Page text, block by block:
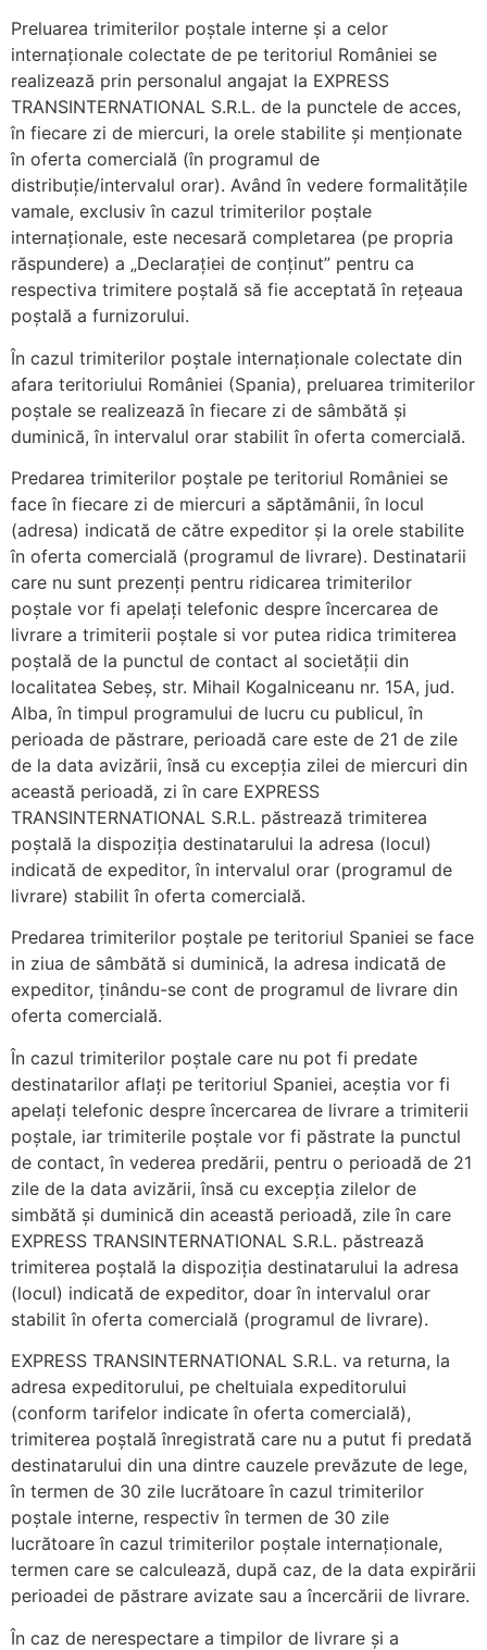
Preluarea trimiterilor poștale interne și a celor
internaționale colectate de pe teritoriul României se
realizează prin personalul angajat la EXPRESS
TRANSINTERNATIONAL S.R.L. de la punctele de acces,
în fiecare zi de miercuri, la orele stabilite și menționate
în oferta comercială (în programul de
distribuție/intervalul orar). Având în vedere formalitățile
vamale, exclusiv în cazul trimiterilor poștale
internaționale, este necesară completarea (pe propria
răspundere) a „Declarației de conținut” pentru ca
respectiva trimitere poștală să fie acceptată în rețeaua
poștală a furnizorului.
În cazul trimiterilor poștale internaționale colectate din
afara teritoriului României (Spania), preluarea trimiterilor
poștale se realizează în fiecare zi de sâmbătă și
duminică, în intervalul orar stabilit în oferta comercială.
Predarea trimiterilor poștale pe teritoriul României se
face în fiecare zi de miercuri a săptămânii, în locul
(adresa) indicată de către expeditor și la orele stabilite
în oferta comercială (programul de livrare). Destinatarii
care nu sunt prezenți pentru ridicarea trimiterilor
poștale vor fi apelați telefonic despre încercarea de
livrare a trimiterii poștale si vor putea ridica trimiterea
poștală de la punctul de contact al societății din
localitatea Sebeș, str. Mihail Kogalniceanu nr. 15A, jud.
Alba, în timpul programului de lucru cu publicul, în
perioada de păstrare, perioadă care este de 21 de zile
de la data avizării, însă cu excepția zilei de miercuri din
această perioadă, zi în care EXPRESS
TRANSINTERNATIONAL S.R.L. păstrează trimiterea
poștală la dispoziția destinatarului la adresa (locul)
indicată de expeditor, în intervalul orar (programul de
livrare) stabilit în oferta comercială.
Predarea trimiterilor poștale pe teritoriul Spaniei se face
in ziua de sâmbătă si duminică, la adresa indicată de
expeditor, ținându-se cont de programul de livrare din
oferta comercială.
În cazul trimiterilor poștale care nu pot fi predate
destinatarilor aflați pe teritoriul Spaniei, aceștia vor fi
apelați telefonic despre încercarea de livrare a trimiterii
poștale, iar trimiterile poștale vor fi păstrate la punctul
de contact, în vederea predării, pentru o perioadă de 21
zile de la data avizării, însă cu excepția zilelor de
simbătă și duminică din această perioadă, zile în care
EXPRESS TRANSINTERNATIONAL S.R.L. păstrează
trimiterea poștală la dispoziția destinatarului la adresa
(locul) indicată de expeditor, doar în intervalul orar
stabilit în oferta comercială (programul de livrare).
EXPRESS TRANSINTERNATIONAL S.R.L. va returna, la
adresa expeditorului, pe cheltuiala expeditorului
(conform tarifelor indicate în oferta comercială),
trimiterea poștală înregistrată care nu a putut fi predată
destinatarului din una dintre cauzele prevăzute de lege,
în termen de 30 zile lucrătoare în cazul trimiterilor
poștale interne, respectiv în termen de 30 zile
lucrătoare în cazul trimiterilor poștale internaționale,
termen care se calculează, după caz, de la data expirării
perioadei de păstrare avizate sau a încercării de livrare.
În caz de nerespectare a timpilor de livrare și a